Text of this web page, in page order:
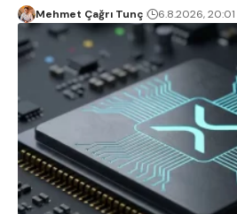
Mehmet Çağrı Tunç 6.8.2026, 20:01